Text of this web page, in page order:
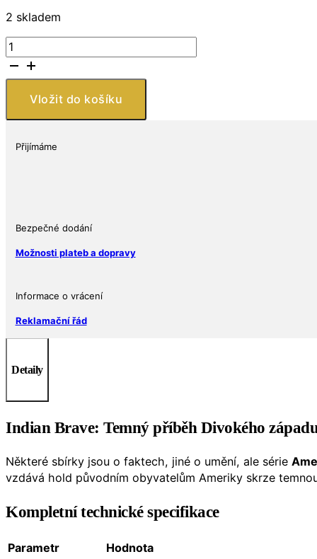
2 skladem
Stříbrná
mince
Indian
Brave
Western
emise
000
Vložit do košíku
Přijímáme
Bezpečné dodání
Možnosti plateb a dopravy
Informace o vrácení
Reklamační řád
Detaily
Indian Brave: Temný příběh Divokého
Některé sbírky jsou o faktech, jiné o umění, ale série
vzdává hold původním obyvatelům Ameriky skrze
Kompletní technické specifikace
Parametr
Hodnota